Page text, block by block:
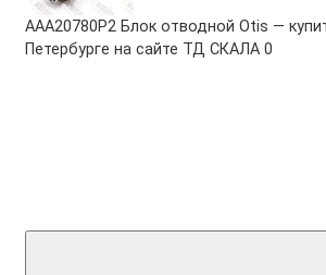
AAA20780P2 Блок отводной Otis —
Петербурге на сайте ТД СКАЛА 0